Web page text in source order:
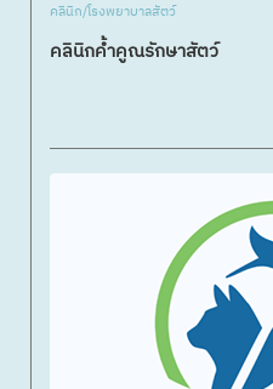
คลินิก/โรงพยาบาลสัตว์
คลินิกค้ำคูณรักษาสัตว์